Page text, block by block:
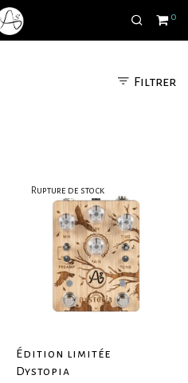
0
Filtrer
Édition limitée
Dystopia